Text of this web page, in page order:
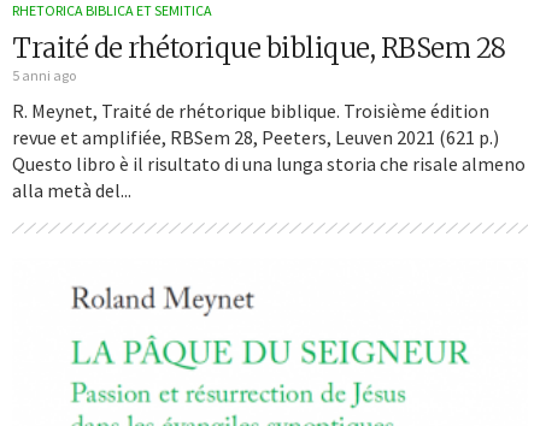
RHETORICA BIBLICA ET SEMITICA
Traité de rhétorique biblique, RBSem 28
5 anni ago
R. Meynet, Traité de rhétorique biblique. Troisième édition
revue et amplifiée, RBSem 28, Peeters, Leuven 2021 (621 p.)
Questo libro è il risultato di una lunga storia che risale almeno
alla metà del...